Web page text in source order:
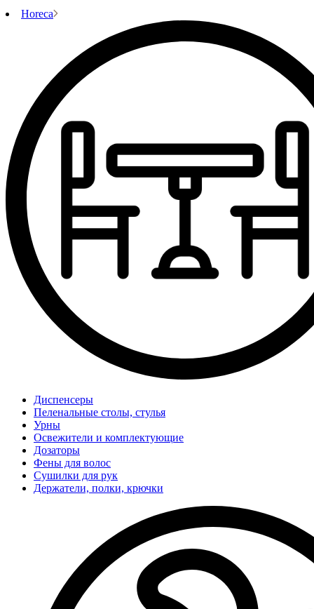
Horeca
Диспенсеры
Пеленальные столы, стулья
Урны
Освежители и комплектующие
Дозаторы
Фены для волос
Сушилки для рук
Держатели, полки, крючки